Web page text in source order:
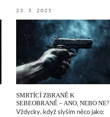
23. 3. 2025
SMRTÍCÍ ZBRANĚ K
SEBEOBRANĚ – ANO, NEBO NE?
Vždycky, když slyším něco jako: